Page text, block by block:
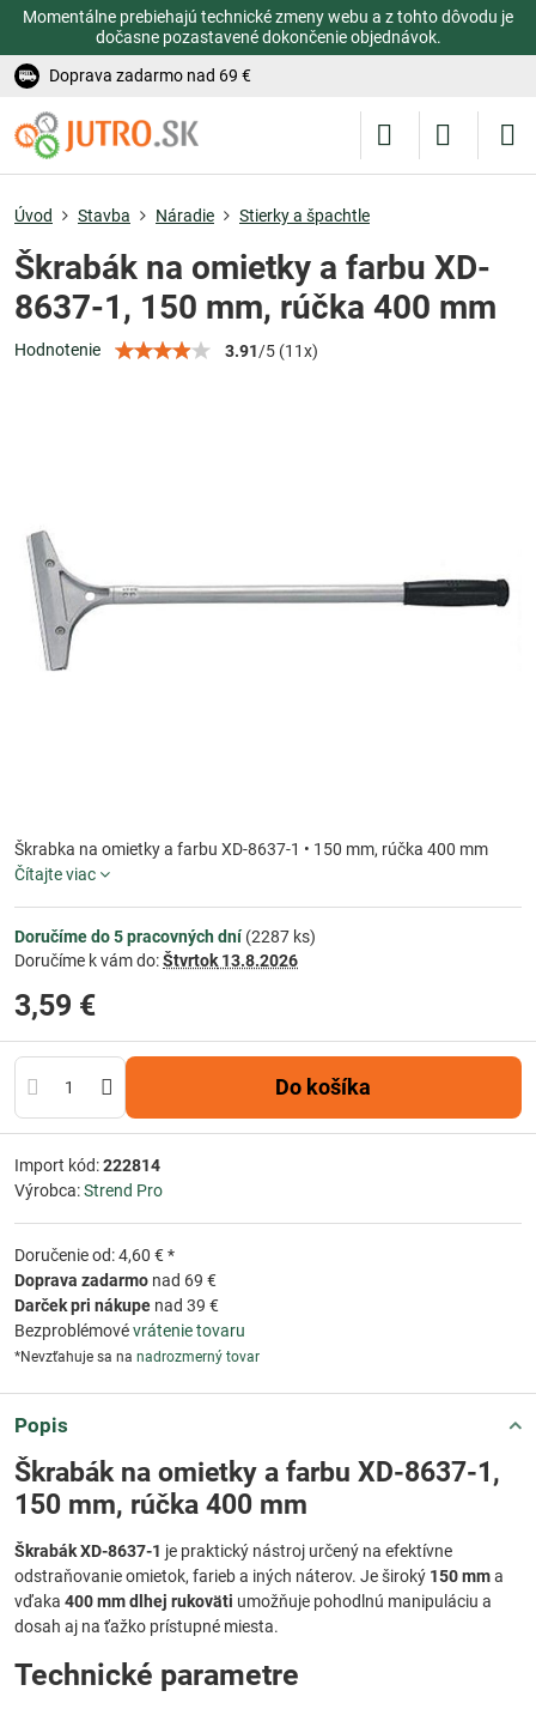
Momentálne prebiehajú technické zmeny webu a z tohto dôvodu je
dočasne pozastavené dokončenie objednávok.
Doprava zadarmo nad 69 €
Úvod Stavba Náradie Stierky a špachtle
Škrabák na omietky a farbu XD-
8637-1, 150 mm, rúčka 400 mm
Hodnotenie 3.91/5 (11x)
Škrabka na omietky a farbu XD-8637-1 • 150 mm, rúčka 400 mm
Čítajte viac
Doručíme do 5 pracovných dní(2287 ks)
Doručíme k vám do:Štvrtok 13.8.2026
3,59 €
Do košíka
Import kód:222814
Výrobca:Strend Pro
Doručenie od: 4,60 € *
Doprava zadarmo nad 69 €
Darček pri nákupe nad 39 €
Bezproblémovévrátenie tovaru
*Nevzťahuje sa na nadrozmerný tovar
Popis
Škrabák na omietky a farbu XD-8637-1,
150 mm, rúčka 400 mm
Škrabák XD-8637-1 je praktický nástroj určený na efektívne
odstraňovanie omietok, farieb a iných náterov. Je široký 150 mma
vďaka 400 mm dlhej rukoväti umožňuje pohodlnú manipuláciu a
dosah aj na ťažko prístupné miesta.
Technické parametre